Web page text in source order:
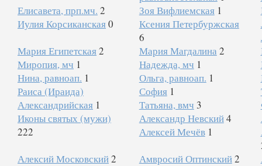
Елисавета, прп.мч. 2 Зоя Вифлиемская 1
Иулия Корсиканская0
Ксения Петербуржская
6
Мария Египетская2 Мария Магдалина 2
Миропия, мч 1 Надежда, мч 1
Нина, равноап. 1 Ольга, равноап. 1
Раиса (Ираида)
Александрийская 1
София 1
Татьяна, вмч 3
Иконы святых (мужи)
222
Александр Невский4
Алексей Мечёв 1
Алексий Московский2 Амвросий Оптинский2